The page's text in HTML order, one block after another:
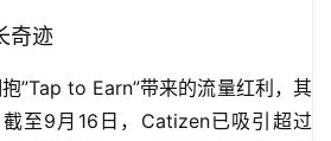
奇迹
”Tap to Earn”带来的流量红利，其
至9月16日，Catizen已吸引超过